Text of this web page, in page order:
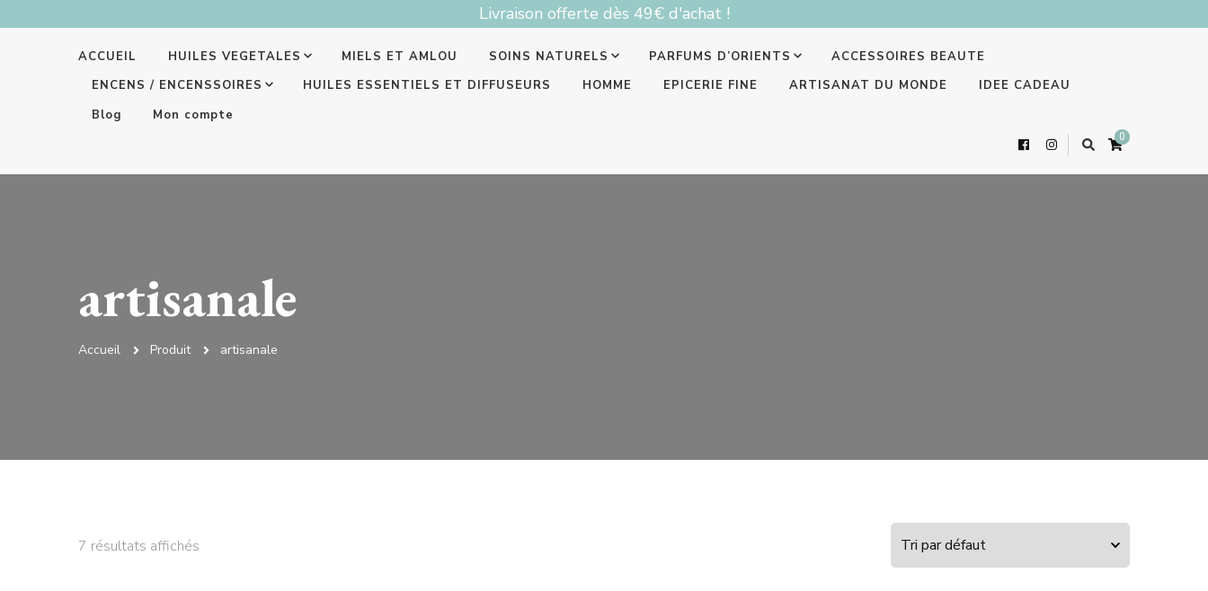
Livraison offerte dès 49€ d'achat !
ACCUEIL HUILES VEGETALES MIELS ET AMLOU SOINS NATURELS PARFUMS D’ORIENTS
ACCESSOIRES BEAUTE
ENCENS / ENCENSSOIRES
HUILES ESSENTIELS ET DIFFUSEURS HOMME EPICERIE FINE ARTISANAT DU MONDE
IDEE CADEAU
Blog
Mon compte
0
artisanale
Accueil Produit artisanale
7 résultats affichés